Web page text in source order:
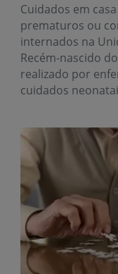
Cuidados em
prematuros ou
internados na
Recém-nascido
realizado por
cuidados